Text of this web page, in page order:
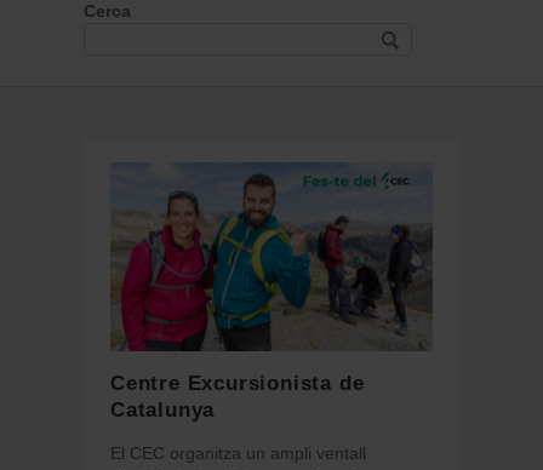
Cerca
Centre Excursionista de
Catalunya
El CEC organitza un ampli ventall